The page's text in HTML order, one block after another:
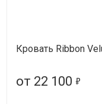
Кровать Ribbon
от 22 100 5